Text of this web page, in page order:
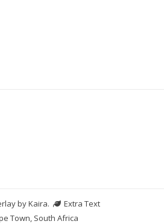
byKaira.
Extra Text
Town, South Africa